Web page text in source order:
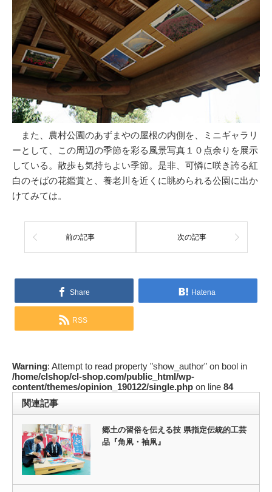
また、農村公園のあずまやの屋根の内側を、ミニギャラリ
ーとして、この周辺の季節を彩る風景写真１０点余りを展示
している。散歩も気持ちよい季節。是非、可憐に咲き誇る紅
白のそばの花鑑賞と、養老川を近くに眺められる公園に出か
けてみては。
前の記事 次の記事
Share Hatena
RSS
Warning: Attempt to read property "show_author" on bool in
/home/clshop/cl-shop.com/public_html/wp-
content/themes/opinion_190122/single.php on line 84
関連記事
郷土の習俗を伝える技 県指定伝統的工芸
品『角凧・袖凧』